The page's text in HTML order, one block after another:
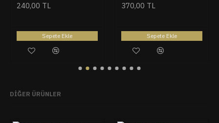
240,00 TL
Sepete Ekle
370,00 TL
Sepete Ekle
DIĞER ÜRÜNLER